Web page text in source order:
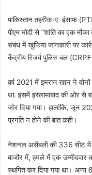
पाकिस्तान तहरीक-ए-इंसाफ
पीएम मोदी से “शांति का एक
संबंध में खुफिया जानकारी पर
केंद्रीय रिजर्व पुलिस बल
वर्ष 2021 में इमरान खान ने दोनों
था. इसमें इस्लामाबाद की ओर से
जोर दिया गया। हालांकि, जून
प्रगति न होने की बात कही।
नेशनल असेंबली की 336 सीट में
बाजौर में, हमले में एक उम्मीदवार
स्थगित कर दिया गया था।